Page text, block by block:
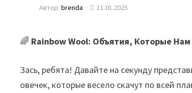
Автор:brenda 11.01.2025
🌈 Rainbow Wool: Объятия, Которые
Зась, ребята! Давайте на секунду
овечек, которые весело скачут по всей